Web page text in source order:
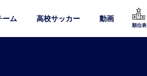
ーム 高校サッカー 動画
順位表